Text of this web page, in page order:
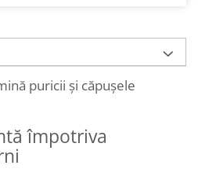
puricii și căpușele
împotriva